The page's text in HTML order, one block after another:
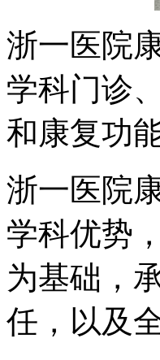
浙一医院
学科门诊
和康复功
浙一医院
学科优势
为基础，
任，以及